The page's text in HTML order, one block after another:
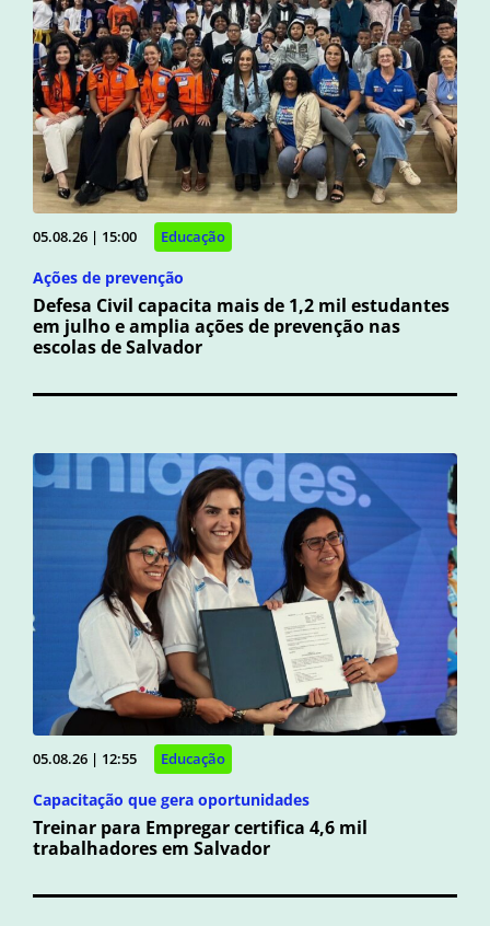
05.08.26 | 15:00 Educação
Ações de prevenção
Defesa Civil capacita mais de 1,2 mil estudantes
em julho e amplia ações de prevenção nas
escolas de Salvador
05.08.26 | 12:55 Educação
Capacitação que gera oportunidades
Treinar para Empregar certifica 4,6 mil
trabalhadores em Salvador